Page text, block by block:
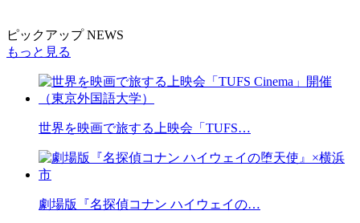
ピックアップ NEWS
もっと見る
世界を映画で旅する上映会「TUFS…
劇場版『名探偵コナン ハイウェイの…